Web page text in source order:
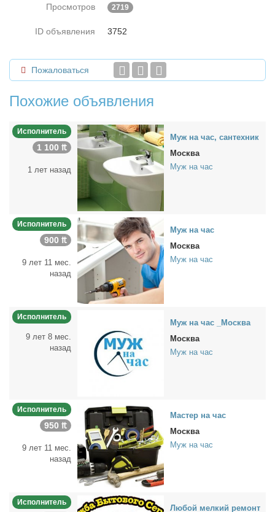
Просмотров
2719
ID объявления 3752
Пожаловаться
Похожие объявления
Исполнитель
1 100 ₶
1 лет назад
Муж на час, сан­тех­ник
Москва
Муж на час
Исполнитель
900 ₶
9 лет 11 мес.
назад
Муж на час
Москва
Муж на час
Исполнитель
9 лет 8 мес.
назад
Муж на час _Москва
Москва
Муж на час
Исполнитель
950 ₶
9 лет 11 мес.
назад
Ма­стер на час
Москва
Муж на час
Исполнитель
Лю­бой мел­кий ре­монт